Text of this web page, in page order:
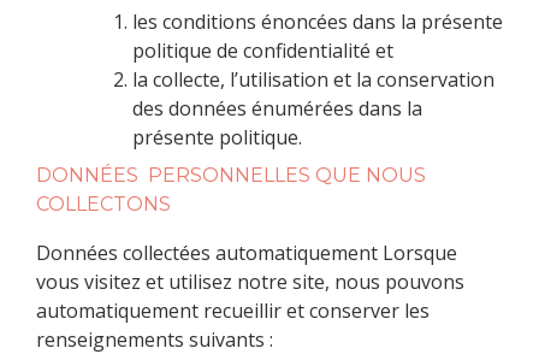
les conditions énoncées dans la présente
politique de confidentialité et
la collecte, l’utilisation et la conservation
des données énumérées dans la
présente politique.
DONNÉES PERSONNELLES QUE NOUS
COLLECTONS
Données collectées automatiquement Lorsque
vous visitez et utilisez notre site, nous pouvons
automatiquement recueillir et conserver les
renseignements suivants :